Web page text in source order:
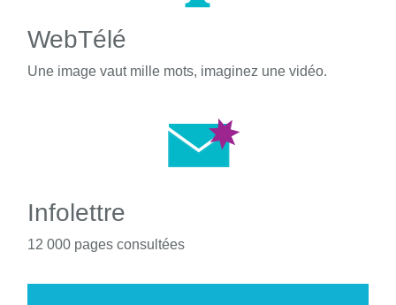
WebTélé
Une image vaut mille mots, imaginez une vidéo.
Infolettre
12 000 pages consultées